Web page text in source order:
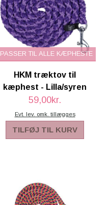
PASSER TIL ALLE KÆPHESTE
HKM træktov til
kæphest - Lilla/syren
59,00kr.
Evt. lev. omk. tillægges
TILFØJ TIL KURV